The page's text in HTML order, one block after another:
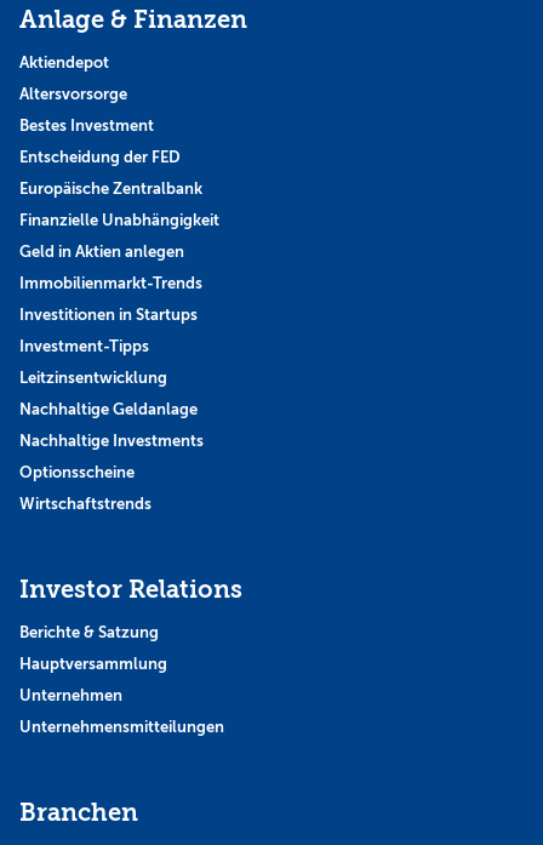
Anlage & Finanzen
Aktiendepot
Altersvorsorge
Bestes Investment
Entscheidung der FED
Europäische Zentralbank
Finanzielle Unabhängigkeit
Geld in Aktien anlegen
Immobilienmarkt-Trends
Investitionen in Startups
Investment-Tipps
Leitzinsentwicklung
Nachhaltige Geldanlage
Nachhaltige Investments
Optionsscheine
Wirtschaftstrends
Investor Relations
Berichte & Satzung
Hauptversammlung
Unternehmen
Unternehmensmitteilungen
Branchen